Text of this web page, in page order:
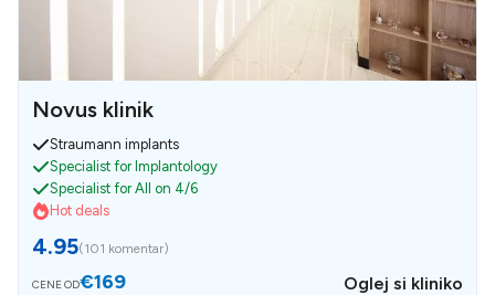
Novus klinik
Straumann implants
Specialist for Implantology
Specialist for All on 4/6
Hot deals
4.95(101 komentar)
CENE OD€169 Oglej si kliniko